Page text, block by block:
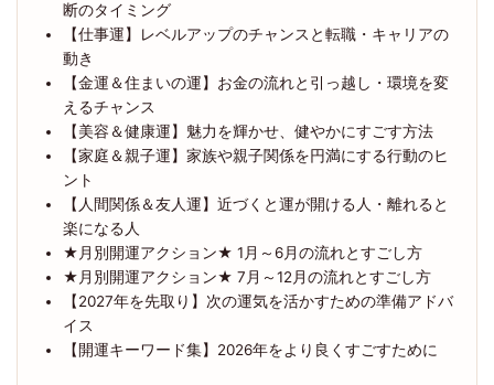
断のタイミング
【仕事運】レベルアップのチャンスと転職・キャリアの
動き
【金運＆住まいの運】お金の流れと引っ越し・環境を変
えるチャンス
【美容＆健康運】魅力を輝かせ、健やかにすごす方法
【家庭＆親子運】家族や親子関係を円満にする行動のヒ
ント
【人間関係＆友人運】近づくと運が開ける人・離れると
楽になる人
★月別開運アクション★ 1月～6月の流れとすごし方
★月別開運アクション★ 7月～12月の流れとすごし方
【2027年を先取り】次の運気を活かすための準備アドバ
イス
【開運キーワード集】2026年をより良くすごすために